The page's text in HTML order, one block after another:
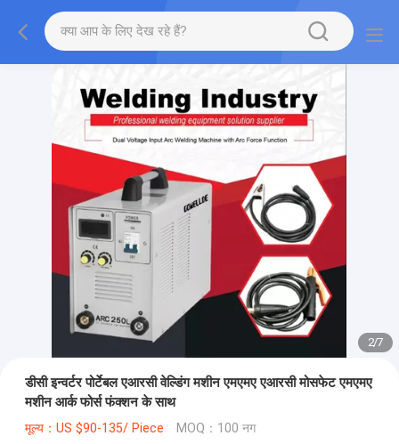
2/7
डीसी इन्वर्टर पोर्टेबल एआरसी वेल्डिंग मशीन एमएमए एआरसी मोसफेट एमएमए
मशीन आर्क फोर्स फंक्शन के साथ
मूल्य：US $90-135/ Piece MOQ：100 नग